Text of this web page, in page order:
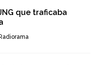
que traficaba